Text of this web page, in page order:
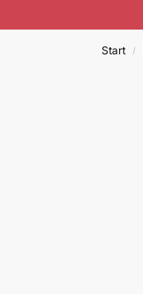
Start /